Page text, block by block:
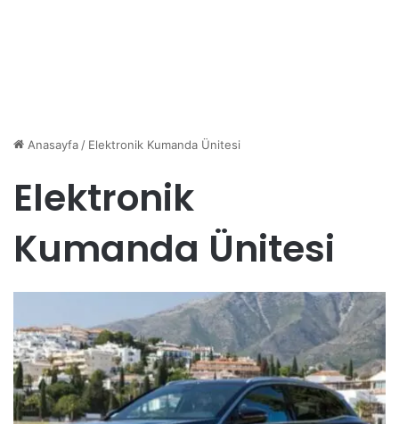
Anasayfa/ Elektronik Kumanda Ünitesi
Elektronik
Kumanda Ünitesi